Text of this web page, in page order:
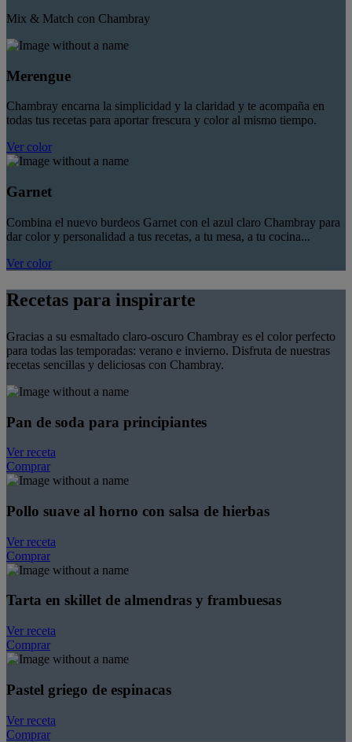
Mix & Match con Chambray
Merengue
Chambray encarna la simplicidad y la claridad y te acompaña en
todas tus recetas para aportar frescura y color al mismo tiempo.
Ver color
Garnet
Combina el nuevo burdeos Garnet con el azul claro Chambray para
dar color y personalidad a tus recetas, a tu mesa, a tu cocina...
Ver color
Recetas para inspirarte
Gracias a su esmaltado claro-oscuro Chambray es el color perfecto
para todas las temporadas: verano e invierno. Disfruta de nuestras
recetas sencillas y deliciosas con Chambray.
Pan de soda para principiantes
Ver receta
Comprar
Pollo suave al horno con salsa de hierbas
Ver receta
Comprar
Tarta en skillet de almendras y frambuesas
Ver receta
Comprar
Pastel griego de espinacas
Ver receta
Comprar